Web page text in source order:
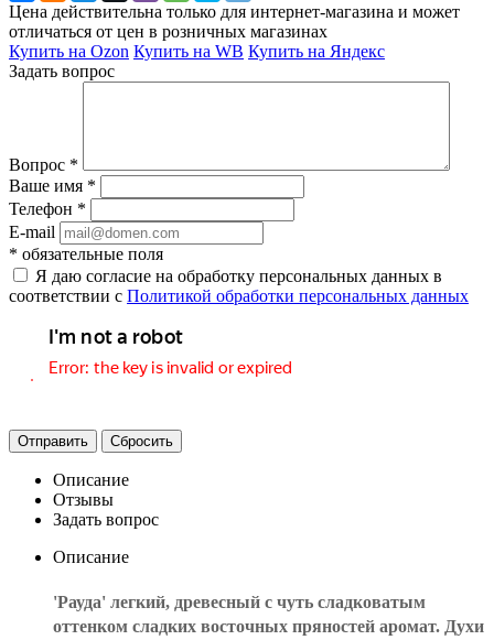
Цена действительна только для интернет-магазина и может
отличаться от цен в розничных магазинах
Купить на Ozon Купить на WB Купить на Яндекс
Задать вопрос
Вопрос *
Ваше имя *
Телефон *
E-mail
* обязательные поля
Я даю согласие на обработку персональных данных в
соответствии с Политикой обработки персональных данных
Отправить Сбросить
Описание
Отзывы
Задать вопрос
Описание
'Рауда' легкий, древесный с чуть сладковатым
оттенком сладких восточных пряностей аромат. Духи